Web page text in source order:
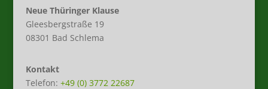
Neue Thüringer Klause
Gleesbergstraße 19
08301 Bad Schlema
Kontakt
Telefon: +49 (0) 3772 22687